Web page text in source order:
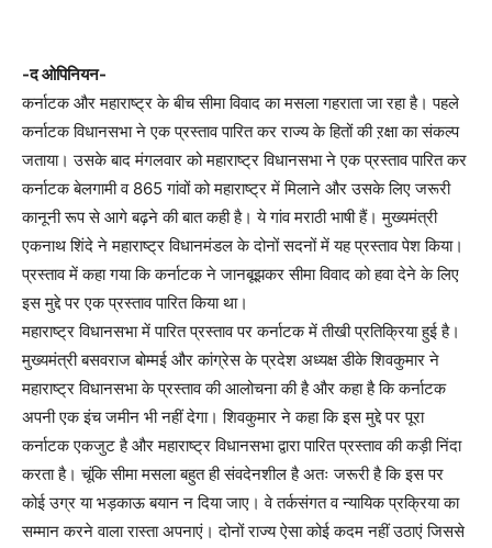
-द ओपिनियन-
कर्नाटक और महाराष्ट्र के बीच सीमा विवाद का मसला गहराता जा रहा है। पहले
कर्नाटक विधानसभा ने एक प्रस्ताव पारित कर राज्य के हितों की ऱक्षा का संकल्प
जताया। उसके बाद मंगलवार को महाराष्ट्र विधानसभा ने एक प्रस्ताव पारित कर
कर्नाटक बेलगामी व 865 गांवों को महाराष्ट्र में मिलाने और उसके लिए जरूरी
कानूनी रूप से आगे बढ़ने की बात कही है। ये गांव मराठी भाषी हैं। मुख्यमंत्री
एकनाथ शिंदे ने महाराष्ट्र विधानमंडल के दोनों सदनों में यह प्रस्ताव पेश किया।
प्रस्ताव में कहा गया कि कर्नाटक ने जानबूझकर सीमा विवाद को हवा देने के लिए
इस मुद्दे पर एक प्रस्ताव पारित किया था।
महाराष्ट्र विधानसभा में पारित प्रस्ताव पर कर्नाटक में तीखी प्रतिक्रिया हुई है।
मुख्यमंत्री बसवराज बोम्मई और कांग्रेस के प्रदेश अध्यक्ष डीके शिवकुमार ने
महाराष्ट्र विधानसभा के प्रस्ताव की आलोचना की है और कहा है कि कर्नाटक
अपनी एक इंच जमीन भी नहीं देगा। शिवकुमार ने कहा कि इस मुद्दे पर पूरा
कर्नाटक एकजुट है और महाराष्ट्र विधानसभा द्वारा पारित प्रस्ताव की कड़ी निंदा
करता है। चूंकि सीमा मसला बहुत ही संवदेनशील है अतः जरूरी है कि इस पर
कोई उग्र या भड़काऊ बयान न दिया जाए। वे तर्कसंगत व न्यायिक प्रक्रिया का
सम्मान करने वाला रास्ता अपनाएं। दोनों राज्य ऐसा कोई कदम नहीं उठाएं जिससे